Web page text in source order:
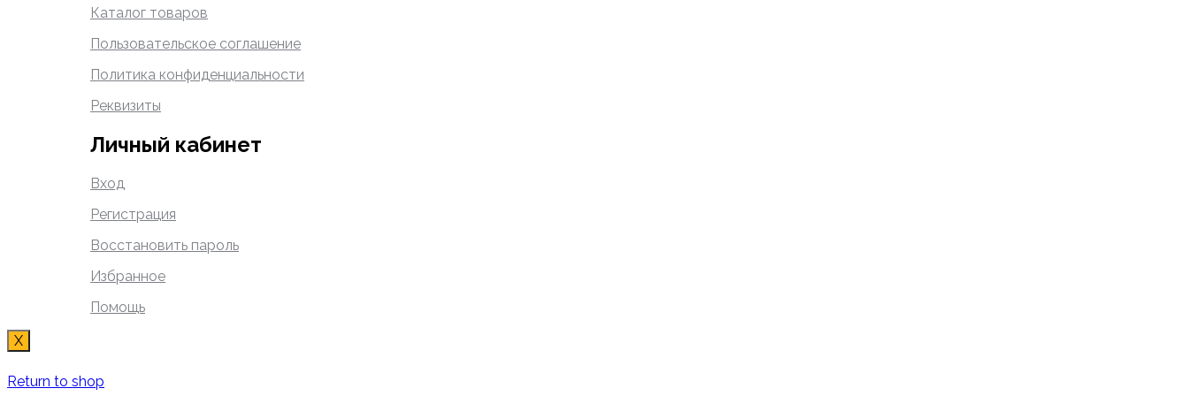
Каталог товаров
Пользовательское соглашение
Политика конфиденциальности
Реквизиты
Личный кабинет
Вход
Регистрация
Восстановить пароль
Избранное
Помощь
X
Return to shop